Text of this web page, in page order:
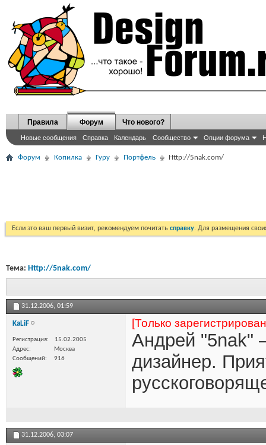
Правила Форум
Новые сообщения Справка Календарь Сообщество Опции форума
Что нового?
Форум Копилка Гуру Портфель Http://5nak.com/
Если это ваш первый визит, рекомендуем почитать справку. Для размещения
Тема: Http://5nak.com/
31.12.2006, 01:59
KaLiF
Регистрация
15.02.2005
Адрес
Москва
Сообщений
916
[Только
Андрей "5nak"
дизайнер.
31.12.2006, 03:07